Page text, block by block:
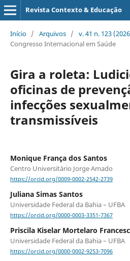
Revista Contexto & Educação
Início / Arquivos / v. 41 n. 123
Congresso Internacional em Saúde
Gira a roleta:
oficinas de
infecções
transmissíveis
Monique França dos Santos
Centro Universitário Jorge Amado
https://orcid.org/0009-0002-2542-2739
Juliana Simas Santos
Universidade Federal da Bahia – UFBA
https://orcid.org/0000-0003-3351-7367
Priscila Kiselar Mortelaro
Universidade Federal da Bahia – UFBA
https://orcid.org/0000-0002-9253-7096